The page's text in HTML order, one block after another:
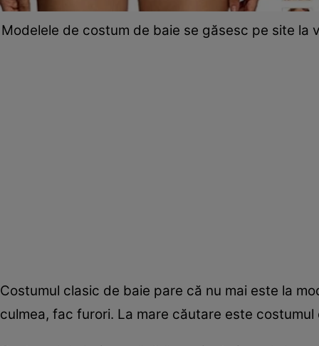
Modelele de costum de baie se găsesc pe site la
Costumul clasic de baie pare că nu mai este la
culmea, fac furori. La mare căutare este